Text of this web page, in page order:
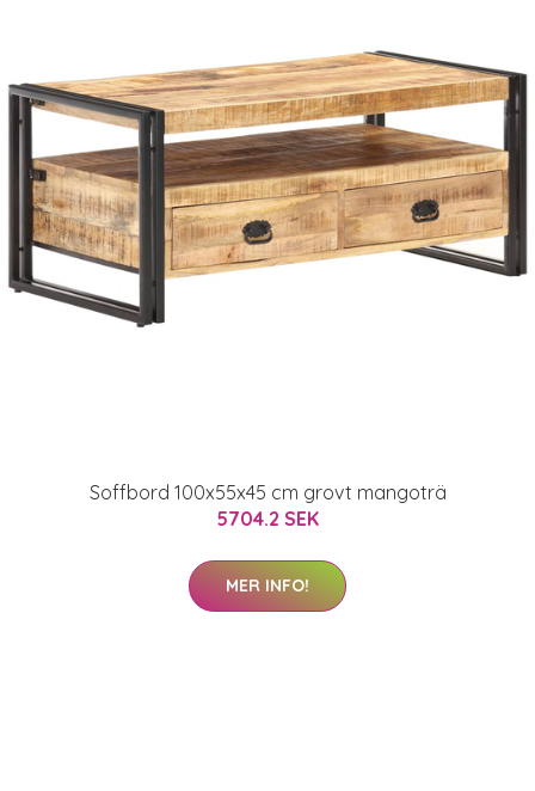
Soffbord 100x55x45 cm grovt mangoträ
5704.2 SEK
MER INFO!